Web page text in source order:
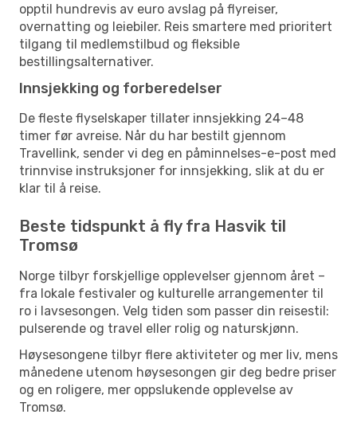
opptil hundrevis av euro avslag på flyreiser,
overnatting og leiebiler. Reis smartere med prioritert
tilgang til medlemstilbud og fleksible
bestillingsalternativer.
Innsjekking og forberedelser
De fleste flyselskaper tillater innsjekking 24–48
timer før avreise. Når du har bestilt gjennom
Travellink, sender vi deg en påminnelses-e-post med
trinnvise instruksjoner for innsjekking, slik at du er
klar til å reise.
Beste tidspunkt å fly fra Hasvik til
Tromsø
Norge tilbyr forskjellige opplevelser gjennom året –
fra lokale festivaler og kulturelle arrangementer til
ro i lavsesongen. Velg tiden som passer din reisestil:
pulserende og travel eller rolig og naturskjønn.
Høysesongene tilbyr flere aktiviteter og mer liv, mens
månedene utenom høysesongen gir deg bedre priser
og en roligere, mer oppslukende opplevelse av
Tromsø.